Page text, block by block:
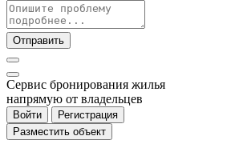
Отправить
Cервис бронирования жилья
напрямую от владельцев
Войти
Регистрация
Разместить объект